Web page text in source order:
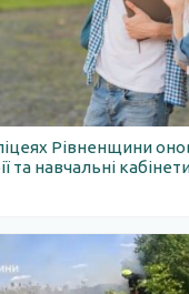
Рівненщини
та навчальні